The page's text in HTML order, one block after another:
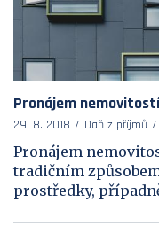
Pronájem
29. 8. 2018 Daň z příjmů
Pronájem
tradičním
prostředky,